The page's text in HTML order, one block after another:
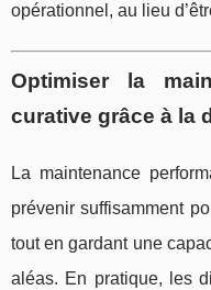
opérationnel, au lieu
Optimiser la
curative grâce à la
La maintenance
prévenir suffisamment
tout en gardant une
aléas. En pratique, les